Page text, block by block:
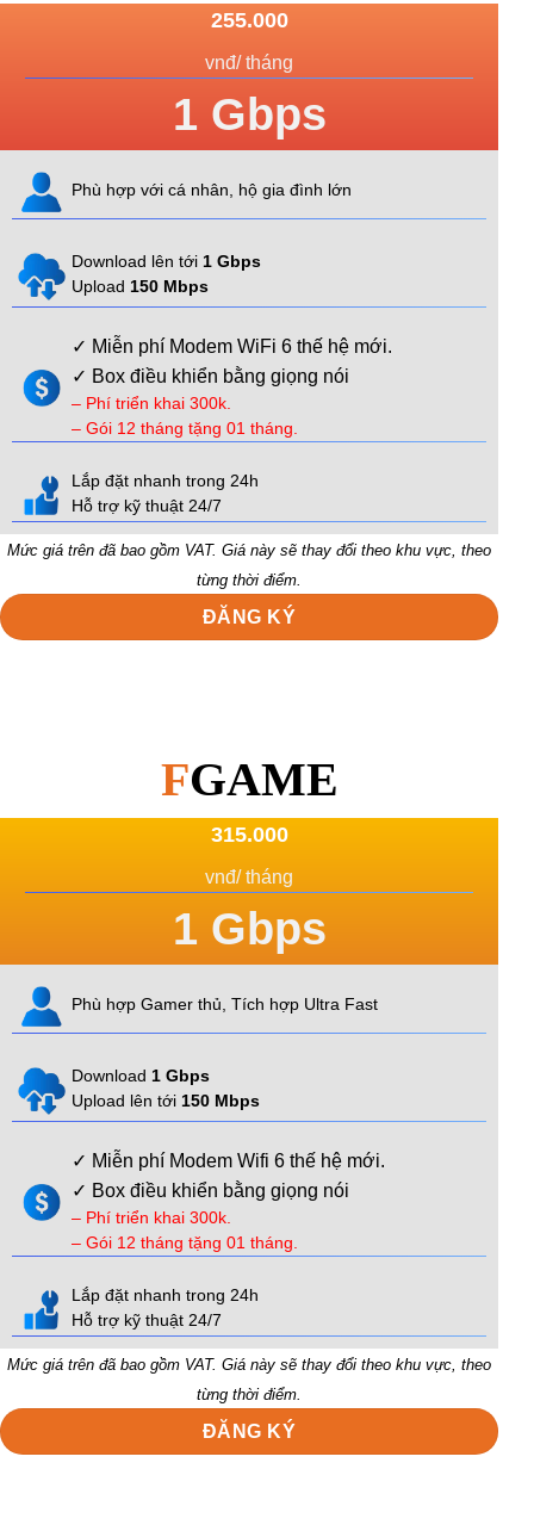
255.000
vnđ/ tháng
1 Gbps
Phù hợp với cá nhân, hộ gia đình lớn
Download lên tới 1 Gbps
Upload 150 Mbps
✓ Miễn phí Modem WiFi 6 thế hệ mới.
✓ Box điều khiển bằng giọng nói
– Phí triển khai 300k.
– Gói 12 tháng tặng 01 tháng.
Lắp đặt nhanh trong 24h
Hỗ trợ kỹ thuật 24/7
Mức giá trên đã bao gồm VAT. Giá này sẽ thay đổi theo khu vực, theo
từng thời điểm.
ĐĂNG KÝ
FGAME
315.000
vnđ/ tháng
1 Gbps
Phù hợp Gamer thủ, Tích hợp Ultra Fast
Download 1 Gbps
Upload lên tới 150 Mbps
✓ Miễn phí Modem Wifi 6 thế hệ mới.
✓ Box điều khiển bằng giọng nói
– Phí triển khai 300k.
– Gói 12 tháng tặng 01 tháng.
Lắp đặt nhanh trong 24h
Hỗ trợ kỹ thuật 24/7
Mức giá trên đã bao gồm VAT. Giá này sẽ thay đổi theo khu vực, theo
từng thời điểm.
ĐĂNG KÝ